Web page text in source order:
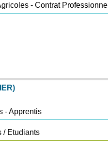
- Contrat Professionnel
- Apprentis
/ Etudiants